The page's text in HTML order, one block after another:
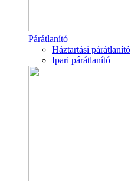
Párátlanító
Háztartási párátlanító
Ipari párátlanító